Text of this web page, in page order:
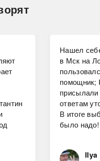
Нашел
в Мск на
помощник;
ответам
В итоге
было надо!
Ilya